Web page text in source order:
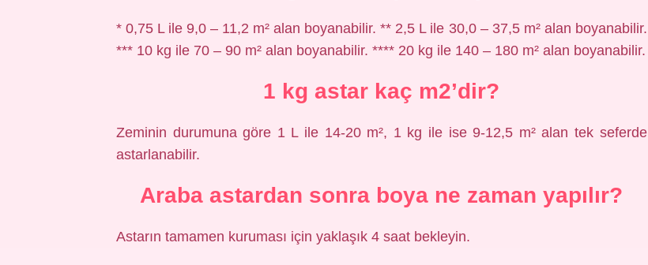
* 0,75 L ile 9,0 – 11,2 m² alan boyanabilir. ** 2,5 L ile 30,0 – 37,5 m² alan boyanabilir.
*** 10 kg ile 70 – 90 m² alan boyanabilir. **** 20 kg ile 140 – 180 m² alan boyanabilir.
1 kg astar kaç m2’dir?
Zeminin durumuna göre 1 L ile 14-20 m², 1 kg ile ise 9-12,5 m² alan tek seferde
astarlanabilir.
Araba astardan sonra boya ne zaman yapılır?
Astarın tamamen kuruması için yaklaşık 4 saat bekleyin.